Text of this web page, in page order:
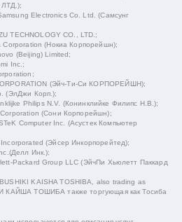
Electronics Co. Ltd. (Самсунг
TECHNOLOGY CO., LTD.;
Corporation (Нокиа Корпорейшн);
(Beijing) Limited;
Inc.;
(Эйч-Ти-Си КОРПОРЕЙШН);
(ЭлДжи Корп.);
Philips N.V. (Конинклийке Филипс Н.В.);
(Сони Корпорейшн);
Computer Inc. (Асустек Компьютер
(Эйсер Инкорпорейтед);
Инк.);
Packard Group LLC (ЭйчПи Хьюлетт Паккард
KAISHA TOSHIBA, also trading as
КАЙША ТОШИБА также торгующая как Тосиба